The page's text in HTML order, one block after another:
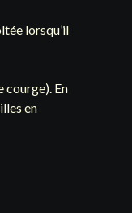
lorsqu’il
courge). En
en